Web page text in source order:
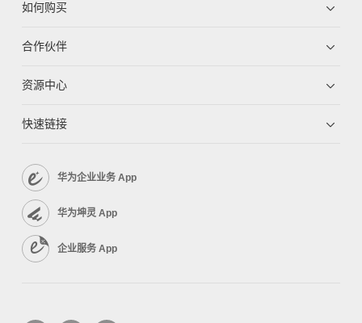
如何购买
合作伙伴
资源中心
快速链接
华为企业业务 App
华为坤灵 App
企业服务 App